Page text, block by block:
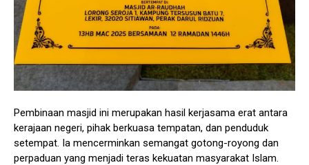
Pembinaan masjid ini merupakan hasil kerjasama erat antara
kerajaan negeri, pihak berkuasa tempatan, dan penduduk
setempat. Ia mencerminkan semangat gotong-royong dan
perpaduan yang menjadi teras kekuatan masyarakat Islam.